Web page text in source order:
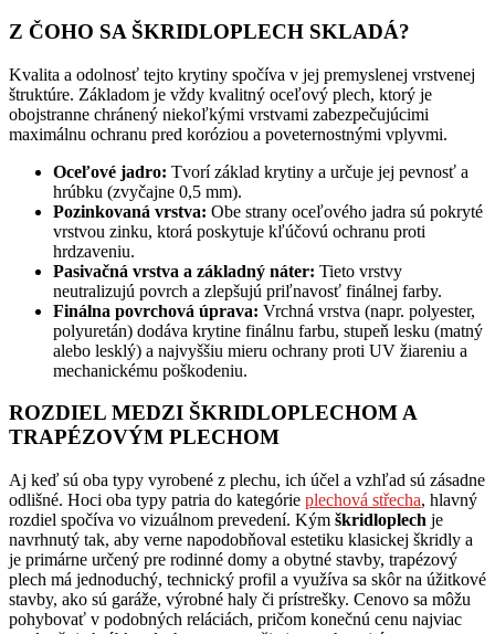
Z ČOHO SA ŠKRIDLOPLECH SKLADÁ?
Kvalita a odolnosť tejto krytiny spočíva v jej premyslenej vrstvenej
štruktúre. Základom je vždy kvalitný oceľový plech, ktorý je
obojstranne chránený niekoľkými vrstvami zabezpečujúcimi
maximálnu ochranu pred koróziou a poveternostnými vplyvmi.
Oceľové jadro: Tvorí základ krytiny a určuje jej pevnosť a
hrúbku (zvyčajne 0,5 mm).
Pozinkovaná vrstva: Obe strany oceľového jadra sú pokryté
vrstvou zinku, ktorá poskytuje kľúčovú ochranu proti
hrdzaveniu.
Pasivačná vrstva a základný náter: Tieto vrstvy
neutralizujú povrch a zlepšujú priľnavosť finálnej farby.
Finálna povrchová úprava: Vrchná vrstva (napr. polyester,
polyuretán) dodáva krytine finálnu farbu, stupeň lesku (matný
alebo lesklý) a najvyššiu mieru ochrany proti UV žiareniu a
mechanickému poškodeniu.
ROZDIEL MEDZI ŠKRIDLOPLECHOM A
TRAPÉZOVÝM PLECHOM
Aj keď sú oba typy vyrobené z plechu, ich účel a vzhľad sú zásadne
odlišné. Hoci oba typy patria do kategórie plechová střecha, hlavný
rozdiel spočíva vo vizuálnom prevedení. Kým škridloplech je
navrhnutý tak, aby verne napodobňoval estetiku klasickej škridly a
je primárne určený pre rodinné domy a obytné stavby, trapézový
plech má jednoduchý, technický profil a využíva sa skôr na úžitkové
stavby, ako sú garáže, výrobné haly či prístrešky. Cenovo sa môžu
pohybovať v podobných reláciách, pričom konečnú cenu najviac